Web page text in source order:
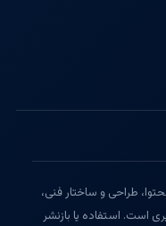
طراحی و ساختار فنی،
است. استفاده یا بازنشر